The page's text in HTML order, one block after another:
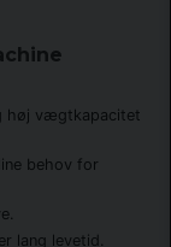
høj vægtkapacitet
behov for
lang levetid.